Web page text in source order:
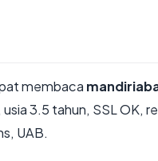
membaca
usia 3.5 tahun, SSL OK,
UAB.